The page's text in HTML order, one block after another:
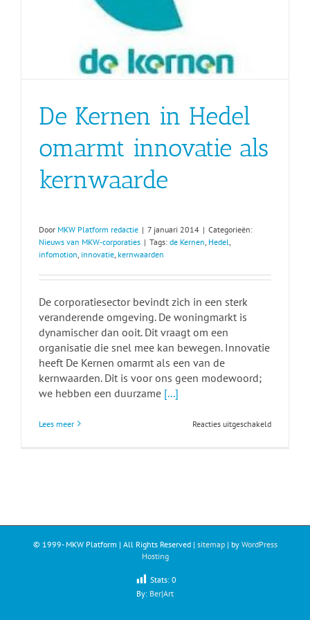
De Kernen in Hedel
omarmt innovatie als
kernwaarde
Door MKW Platform redactie | 7 januari 2014 | Categorieën:
Nieuws van MKW-corporaties | Tags: de Kernen Hedel
infomotion innovatie kernwaarden
De corporatiesector bevindt zich in een sterk
veranderende omgeving. De woningmarkt is
dynamischer dan ooit. Dit vraagt om een
organisatie die snel mee kan bewegen. Innovatie
heeft De Kernen omarmt als een van de
kernwaarden. Dit is voor ons geen modewoord;
we hebben een duurzame [...]
Lees meer Reacties uitgeschakeldvoor
© 1999-MKW Platform | All Rights Reserved | sitemap| by WordPress
Hosting
Stats: 0
By: Ber|Art